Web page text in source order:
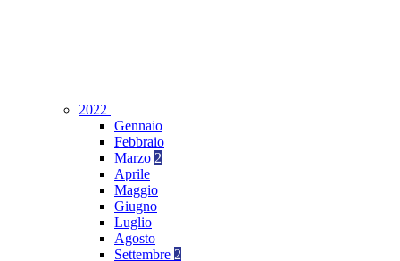
2022
Gennaio
Febbraio
Marzo 2
Aprile
Maggio
Giugno
Luglio
Agosto
Settembre 2